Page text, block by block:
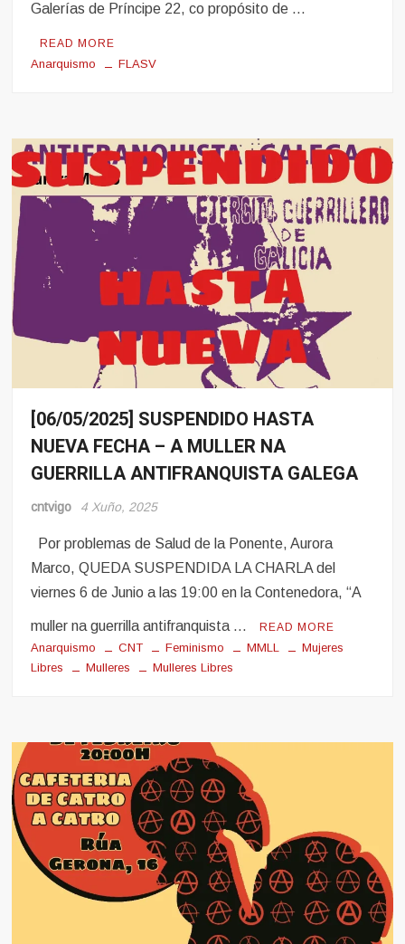
Galerías de Príncipe 22, co propósito de …
READ MORE
Anarquismo FLASV
Eventos
Noticias
[06/05/2025] SUSPENDIDO HASTA
NUEVA FECHA – A MULLER NA
GUERRILLA ANTIFRANQUISTA GALEGA
cntvigo 4 Xuño, 2025
Por problemas de Salud de la Ponente, Aurora
Marco, QUEDA SUSPENDIDA LA CHARLA del
viernes 6 de Junio a las 19:00 en la Contenedora, “A
muller na guerrilla antifranquista … READ MORE
Anarquismo CNT Feminismo MMLL
Mujeres
Libres
Mulleres Mulleres Libres